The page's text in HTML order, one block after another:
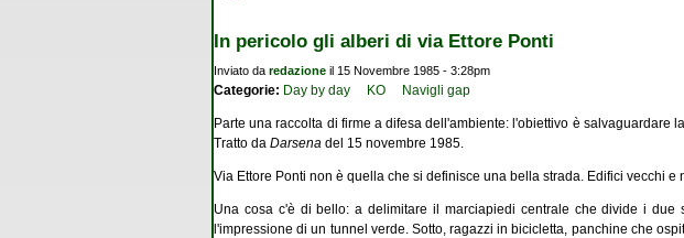
In pericolo gli alberi di via Ettore Ponti
Inviato da redazione il 15 Novembre 1985 - 3:28pm
Categorie: Day by day KO Navigli gap
Parte una raccolta di firme a difesa dell'ambiente: l'obiettivo è salvaguardare
Tratto da Darsena del 15 novembre 1985.
Via Ettore Ponti non è quella che si definisce una bella strada. Edifici vecchi
Una cosa c'è di bello: a delimitare il marciapiedi centrale che divide i
l'impressione di un tunnel verde. Sotto, ragazzi in bicicletta, panchine che